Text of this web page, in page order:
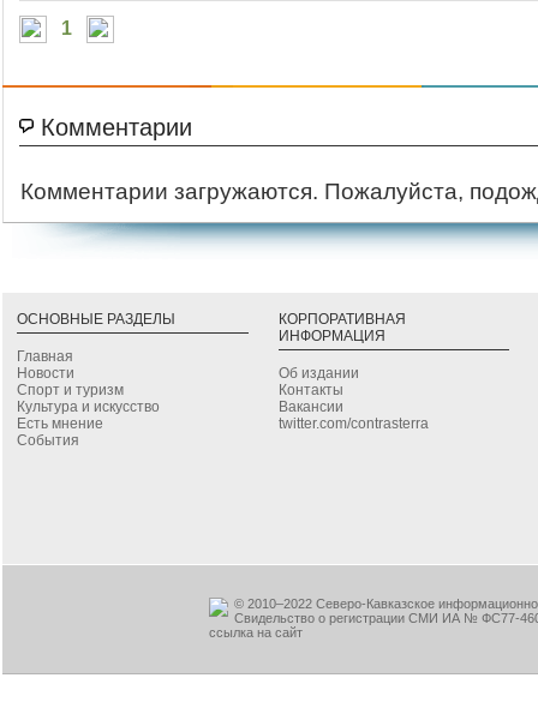
1
Комментарии
Комментарии загружаются. Пожалуйста,
ОСНОВНЫЕ РАЗДЕЛЫ
Главная
Новости
Спорт и туризм
Культура и искусство
Есть мнение
События
КОРПОРАТИВНАЯ
ИНФОРМАЦИЯ
Об издании
Контакты
Вакансии
twitter.com/contrasterra
© 2010–2022 Северо-Кавказское
Свидельство о регистрации СМИ ИА № ФС77-
ссылка на сайт